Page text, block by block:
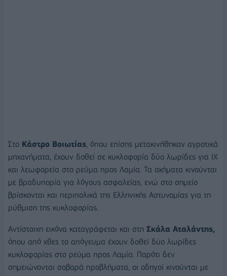
Στο Κάστρο Βοιωτίας, όπου επίσης μετακινήθηκαν αγροτικά
μηχανήματα, έχουν δοθεί σε κυκλοφορία δύο λωρίδες για ΙΧ
και λεωφορεία στο ρεύμα προς Λαμία. Τα οχήματα κινούνται
με βραδυπορία για λόγους ασφαλείας, ενώ στο σημείο
βρίσκονται και περιπολικά της Ελληνικής Αστυνομίας για τη
ρύθμιση της κυκλοφορίας.
Αντίστοιχη εικόνα καταγράφεται και στη Σκάλα Αταλάντης,
όπου από χθες το απόγευμα έχουν δοθεί δύο λωρίδες
κυκλοφορίας στο ρεύμα προς Λαμία. Παρότι δεν
σημειώνονται σοβαρά προβλήματα, οι οδηγοί κινούνται με